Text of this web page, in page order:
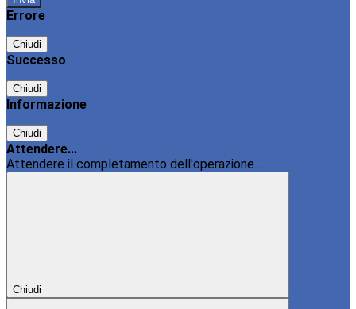
Errore
Chiudi
Successo
Chiudi
Informazione
Chiudi
Attendere...
Attendere il completamento dell'operazione...
Chiudi